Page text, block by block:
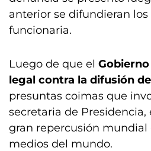
anterior se difundieran los
funcionaria.
Luego de que el Gobierno
legal contra la difusión
presuntas coimas que
secretaria de
gran repercusión mundial
medios del mundo.